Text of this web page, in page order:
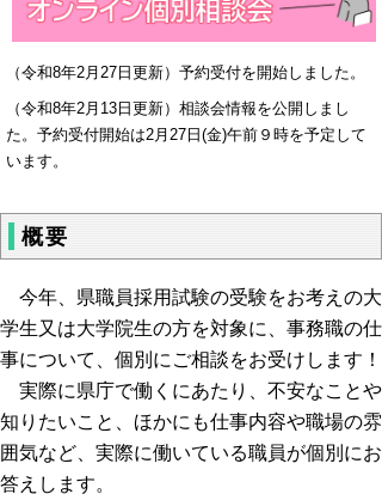
（令和8年2月27日更新）予約受付を開始しました。
（令和8年2月13日更新）相談会情報を公開しまし
た。予約受付開始は2月27日(金)午前９時を予定して
います。
概要
今年、県職員採用試験の受験をお考えの大
学生又は大学院生の方を対象に、事務職の仕
事について、個別にご相談をお受けします！
実際に県庁で働くにあたり、不安なことや
知りたいこと、ほかにも仕事内容や職場の雰
囲気など、実際に働いている職員が個別にお
答えします。